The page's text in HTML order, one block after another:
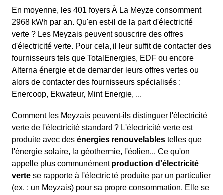
En moyenne, les 401 foyers À La Meyze consomment
2968 kWh par an. Qu'en est-il de la part d'électricité
verte ? Les Meyzais peuvent souscrire des offres
d'électricité verte. Pour cela, il leur suffit de contacter des
fournisseurs tels que TotalEnergies, EDF ou encore
Alterna énergie et de demander leurs offres vertes ou
alors de contacter des fournisseurs spécialisés :
Enercoop, Ekwateur, Mint Energie, ...
Comment les Meyzais peuvent-ils distinguer l'électricité
verte de l'électricité standard ? L'électricité verte est
produite avec des énergies renouvelables telles que
l'énergie solaire, la géothermie, l'éolien... Ce qu'on
appelle plus communément production d'électricité
verte se rapporte à l'électricité produite par un particulier
(ex. : un Meyzais) pour sa propre consommation. Elle se